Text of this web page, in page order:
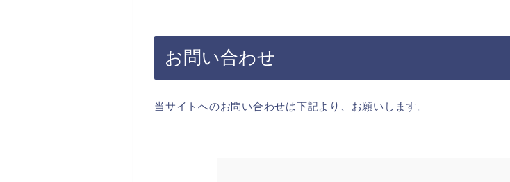
お問い合わせ
当サイトへのお問い合わせは下記より、お願いします。